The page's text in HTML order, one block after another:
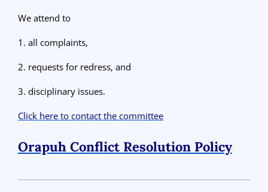
We attend to
1. all complaints,
2. requests for redress, and
3. disciplinary issues.
Click here to contact the committee
Orapuh Conflict Resolution Policy